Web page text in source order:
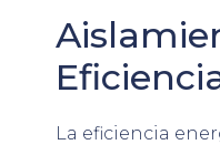
La eficiencia